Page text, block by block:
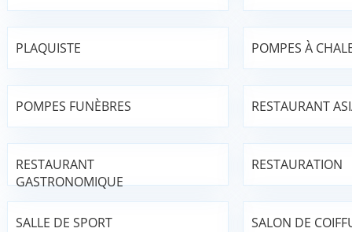
PLAQUISTE POMPES À
POMPES FUNÈBRES RESTAURANT
RESTAURANT
GASTRONOMIQUE
RESTAURATION
SALLE DE SPORT SALON DE